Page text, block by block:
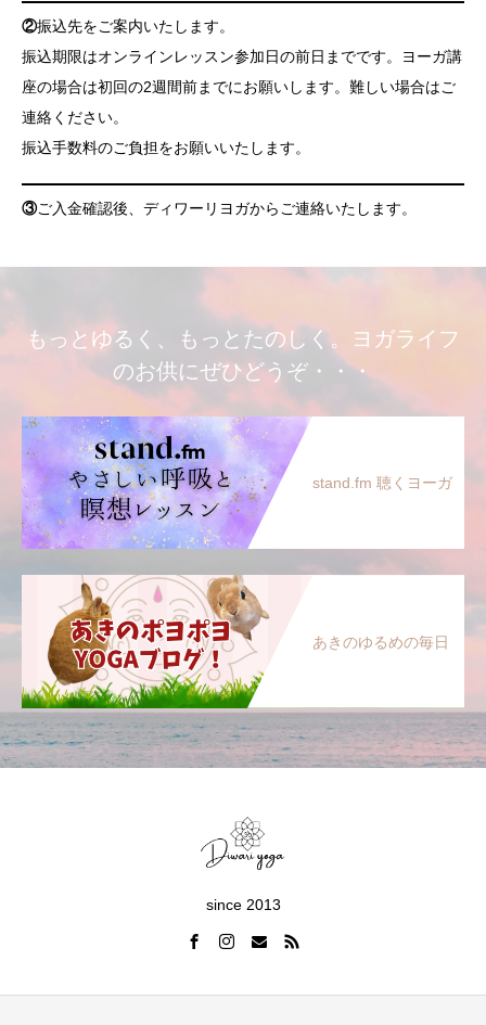
②振込先をご案内いたします。
振込期限はオンラインレッスン参加日の前日までです。ヨーガ講
座の場合は初回の2週間前までにお願いします。難しい場合はご
連絡ください。
振込手数料のご負担をお願いいたします。
③ご入金確認後、ディワーリヨガからご連絡いたします。
もっとゆるく、もっとたのしく。ヨガライフ
のお供にぜひどうぞ・・・
stand.fm 聴くヨーガ
あきのゆるめの毎日
since 2013